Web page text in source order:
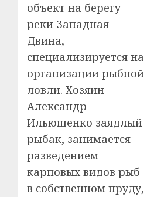
объект на берегу
реки Западная
Двина,
специализируется на
организации рыбной
ловли. Хозяин
Александр
Ильющенко заядлый
рыбак, занимается
разведением
карповых видов рыб
в собственном пруду,